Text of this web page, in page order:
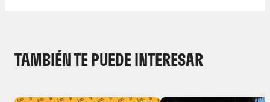
TAMBIÉN TE PUEDE INTERESAR